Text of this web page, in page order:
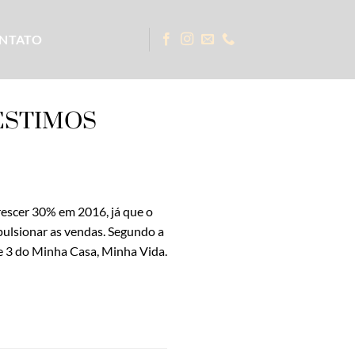
30% em 2016, já que o
as vendas. Segundo a
3 do Minha Casa, Minha Vida.